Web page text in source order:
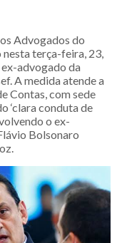
Advogados do
nesta terça-feira, 23,
advogado da
A medida atende a
Contas, com sede
‘clara conduta de
o ex-
Bolsonaro